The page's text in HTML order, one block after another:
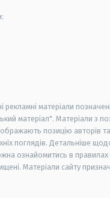
рекламні матеріали
матеріал". Матеріали з
позицію авторів
поглядів. Детальніше
ознайомитись в правилах
Матеріали сайту